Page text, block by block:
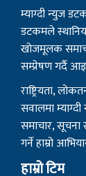
म्याग्दी न्युज
डटकमले स्थानिय,
खोजमूलक
सम्प्रेषण गर्दै
राष्ट्रियता,
सवालमा
समाचार, सूचना
गर्ने हाम्रो
हाम्रो टिम